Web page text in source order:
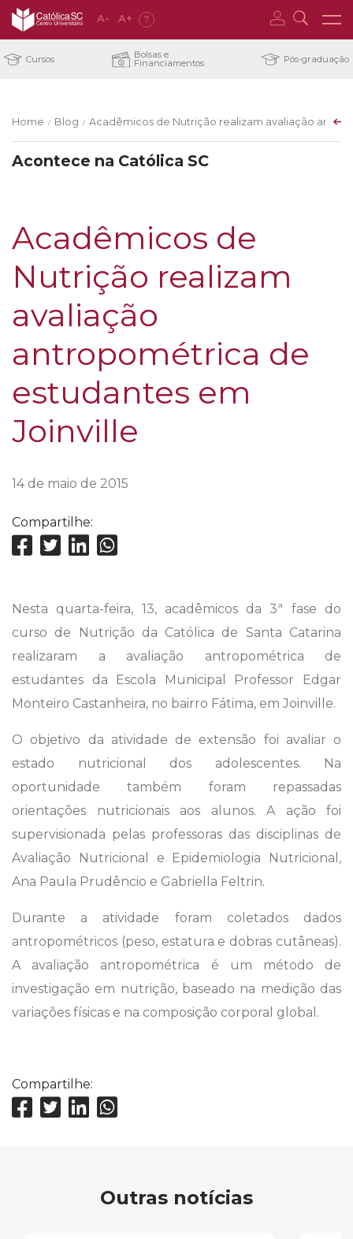
A- A+ ?
Cursos Bolsas e
Financiamentos Pós-graduação
Home / Blog / Acadêmicos de Nutrição realizam avaliação
Acontece na Católica SC
Acadêmicos de
Nutrição realizam
avaliação
antropométrica de
estudantes em
Joinville
14 de maio de 2015
Compartilhe:
Nesta quarta-feira, 13, acadêmicos da 3ª fase do
curso de Nutrição da Católica de Santa Catarina
realizaram a avaliação antropométrica de
estudantes da Escola Municipal Professor Edgar
Monteiro Castanheira, no bairro Fátima, em Joinville.
O objetivo da atividade de extensão foi avaliar o
estado nutricional dos adolescentes. Na
oportunidade também foram repassadas
orientações nutricionais aos alunos. A ação foi
supervisionada pelas professoras das disciplinas de
Avaliação Nutricional e Epidemiologia Nutricional,
Ana Paula Prudêncio e Gabriella Feltrin.
Durante a atividade foram coletados dados
antropométricos (peso, estatura e dobras cutâneas).
A avaliação antropométrica é um método de
investigação em nutrição, baseado na medição das
variações físicas e na composição corporal global.
Compartilhe:
Outras notícias